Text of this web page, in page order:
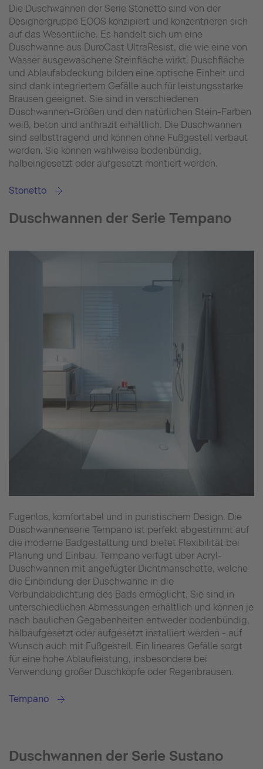
Die Duschwannen der Serie Stonetto sind von der
Designergruppe EOOS konzipiert und konzentrieren sich
auf das Wesentliche. Es handelt sich um eine
Duschwanne aus DuroCast UltraResist, die wie eine von
Wasser ausgewaschene Steinfläche wirkt. Duschfläche
und Ablaufabdeckung bilden eine optische Einheit und
sind dank integriertem Gefälle auch für leistungsstarke
Brausen geeignet. Sie sind in verschiedenen
Duschwannen-Größen und den natürlichen Stein-Farben
weiß, beton und anthrazit erhältlich. Die Duschwannen
sind selbsttragend und können ohne Fußgestell verbaut
werden. Sie können wahlweise bodenbündig,
halbeingesetzt oder aufgesetzt montiert werden.
Stonetto
Duschwannen der Serie Tempano
Fugenlos, komfortabel und in puristischem Design. Die
Duschwannenserie Tempano ist perfekt abgestimmt auf
die moderne Badgestaltung und bietet Flexibilität bei
Planung und Einbau. Tempano verfügt über Acryl-
Duschwannen mit angefügter Dichtmanschette, welche
die Einbindung der Duschwanne in die
Verbundabdichtung des Bads ermöglicht. Sie sind in
unterschiedlichen Abmessungen erhältlich und können je
nach baulichen Gegebenheiten entweder bodenbündig,
halbaufgesetzt oder aufgesetzt installiert werden - auf
Wunsch auch mit Fußgestell. Ein lineares Gefälle sorgt
für eine hohe Ablaufleistung, insbesondere bei
Verwendung großer Duschköpfe oder Regenbrausen.
Tempano
Duschwannen der Serie Sustano